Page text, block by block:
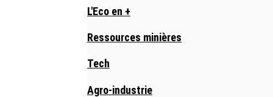
L'Eco en +
Ressources minières
Tech
Agro-industrie